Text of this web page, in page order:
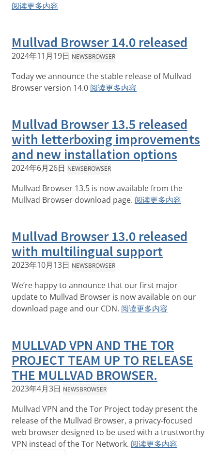
阅读更多内容
Mullvad Browser 14.0 released
2024年11月19日 NEWSBROWSER
Today we announce the stable release of Mullvad
Browser version 14.0 阅读更多内容
Mullvad Browser 13.5 released
with letterboxing improvements
and new installation options
2024年6月26日 NEWSBROWSER
Mullvad Browser 13.5 is now available from the
Mullvad Browser download page. 阅读更多内容
Mullvad Browser 13.0 released
with multilingual support
2023年10月13日 NEWSBROWSER
We’re happy to announce that our first major
update to Mullvad Browser is now available on our
download page and our CDN. 阅读更多内容
MULLVAD VPN AND THE TOR
PROJECT TEAM UP TO RELEASE
THE MULLVAD BROWSER.
2023年4月3日 NEWSBROWSER
Mullvad VPN and the Tor Project today present the
release of the Mullvad Browser, a privacy-focused
web browser designed to be used with a trustworthy
VPN instead of the Tor Network. 阅读更多内容